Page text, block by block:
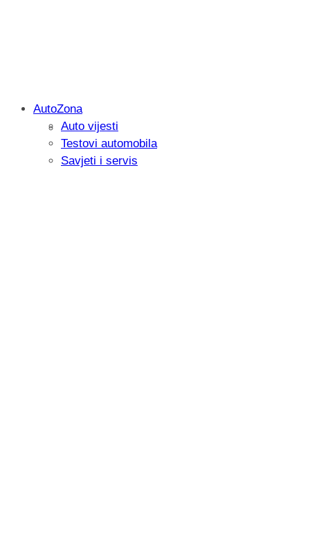
Savjetujemo: Što učiniti kada vaš
AutoZona
Auto vijesti
Testovi automobila
Savjeti i servis